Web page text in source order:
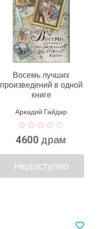
Восемь лучших
произведений в одной
книге
Аркадий Гайдар
4600 драм
Недоступно